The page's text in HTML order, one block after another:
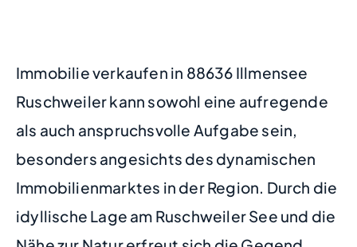
Immobilie verkaufen in 88636 Illmensee
Ruschweiler kann sowohl eine aufregende
als auch anspruchsvolle Aufgabe sein,
besonders angesichts des dynamischen
Immobilienmarktes in der Region. Durch die
idyllische Lage am Ruschweiler See und die